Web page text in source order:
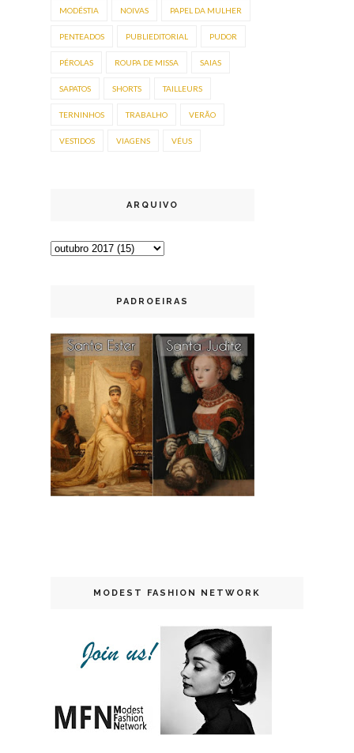
MODÉSTIA NOIVAS PAPEL DA MULHER
PENTEADOS PUBLIEDITORIAL PUDOR
PÉROLAS ROUPA DE MISSA SAIAS
SAPATOS SHORTS TAILLEURS
TERNINHOS TRABALHO VERÃO
VESTIDOS VIAGENS VÉUS
ARQUIVO
PADROEIRAS
MODEST FASHION NETWORK